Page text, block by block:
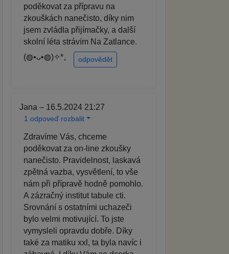
poděkovat za přípravu na
zkouškách nanečisto, díky nim
jsem zvládla přijímačky, a další
skolní léta strávím Na Zatlance.
(⁠◍⁠•⁠ᴗ⁠•⁠◍⁠)⁠✧⁠*⁠。
odpovědět
Jana – 16.5.2024 21:27
1 odpoveď rozbalit
Zdravíme Vás, chceme
poděkovat za on-line zkoušky
nanečisto. Pravidelnost, laskavá
zpětná vazba, vysvětlení, to vše
nám při přípravě hodně pomohlo.
A zázračný institut tabule cti.
Srovnání s ostatními uchazeči
bylo velmi motivující. To jste
vymysleli opravdu dobře. Díky
také za matiku xxl, ta byla navíc i